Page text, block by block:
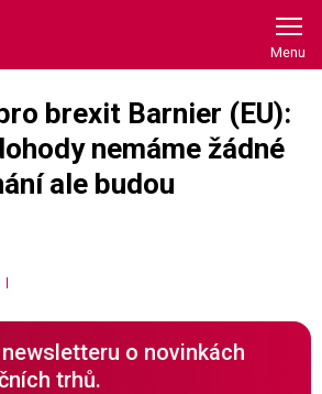
brexit Barnier (EU):
nemáme žádné
ale budou
o novinkách
trhů.